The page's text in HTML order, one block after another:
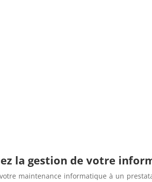
la gestion de votre
maintenance informatique à un